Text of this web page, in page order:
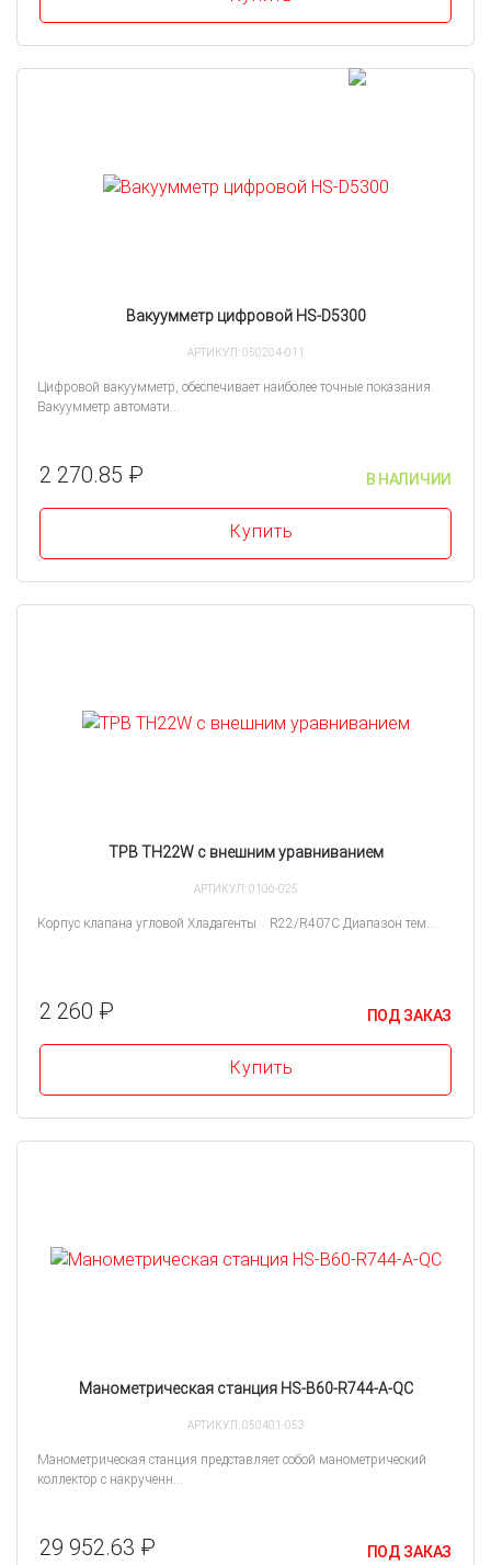
Вакуумметр цифровой HS-D5300
АРТИКУЛ: 050204-011
Цифровой вакуумметр, обеспечивает наиболее точные показания.
Вакуумметр автомати...
2 270.85 ₽ В НАЛИЧИИ
Купить
ТРВ TH22W с внешним уравниванием
АРТИКУЛ: 0106-025
Корпус клапана угловой Хладагенты R22/R407C Диапазон тем...
2 260 ₽ ПОД ЗАКАЗ
Купить
Манометрическая станция HS-B60-R744-A-QC
АРТИКУЛ: 050401-053
Манометрическая станция представляет собой манометрический
коллектор с накрученн...
29 952.63 ₽ ПОД ЗАКАЗ